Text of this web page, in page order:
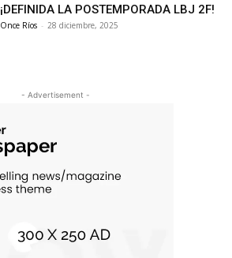
¡DEFINIDA LA POSTEMPORADA LBJ 2F!
Once Ríos - 28 diciembre, 2025
- Advertisement -